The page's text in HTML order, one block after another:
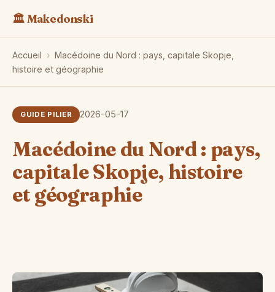
🏛️ Makedonski
Accueil › Macédoine du Nord : pays, capitale Skopje,
histoire et géographie
GUIDE PILIER 2026-05-17
Macédoine du Nord : pays,
capitale Skopje, histoire
et géographie